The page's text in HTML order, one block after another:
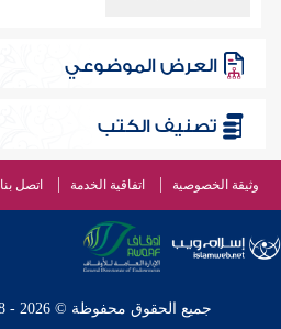
العرض الموضوعي
تصنيف الكتب
وثيقة الخصوصية اتفاقية الخدمة اتصل بنا
جميع الحقوق محفوظة © 2026 - 1998 لشبكة إسلام ويب